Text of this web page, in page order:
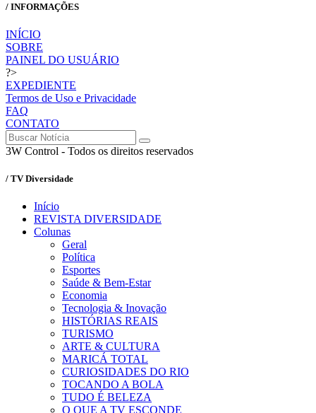
/ INFORMAÇÕES
INÍCIO
SOBRE
PAINEL DO USUÁRIO
?>
EXPEDIENTE
Termos de Uso e Privacidade
FAQ
CONTATO
3W Control - Todos os direitos reservados
/ TV Diversidade
Início
REVISTA DIVERSIDADE
Colunas
Geral
Política
Esportes
Saúde & Bem-Estar
Economia
Tecnologia & Inovação
HISTÓRIAS REAIS
TURISMO
ARTE & CULTURA
MARICÁ TOTAL
CURIOSIDADES DO RIO
TOCANDO A BOLA
TUDO É BELEZA
O QUE A TV ESCONDE